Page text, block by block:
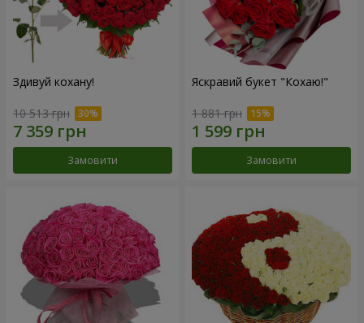
Здивуй кохану!
10 513 грн
Замовити
Яскравий букет "Кохаю!"
1 881 грн
Замовити